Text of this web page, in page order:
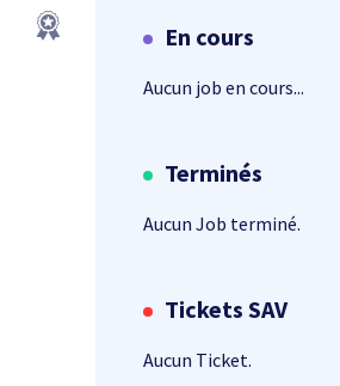
En cours
Aucun job en cours...
Terminés
Aucun Job terminé.
Tickets SAV
Aucun Ticket.